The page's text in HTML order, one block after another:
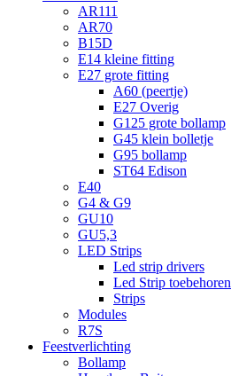
AR111
AR70
B15D
E14 kleine fitting
E27 grote fitting
A60 (peertje)
E27 Overig
G125 grote bollamp
G45 klein bolletje
G95 bollamp
ST64 Edison
E40
G4 & G9
GU10
GU5,3
LED Strips
Led strip drivers
Led Strip toebehoren
Strips
Modules
R7S
Feestverlichting
Bollamp